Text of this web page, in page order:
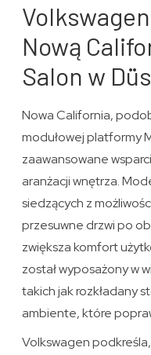
Nową
Salon w
Nowa California,
modułowej platformy
zaawansowane
aranżacji wnętrza.
siedzących z
przesuwne drzwi po
zwiększa komfort
został wyposażony w
takich jak rozkładany
ambiente, które
Volkswagen